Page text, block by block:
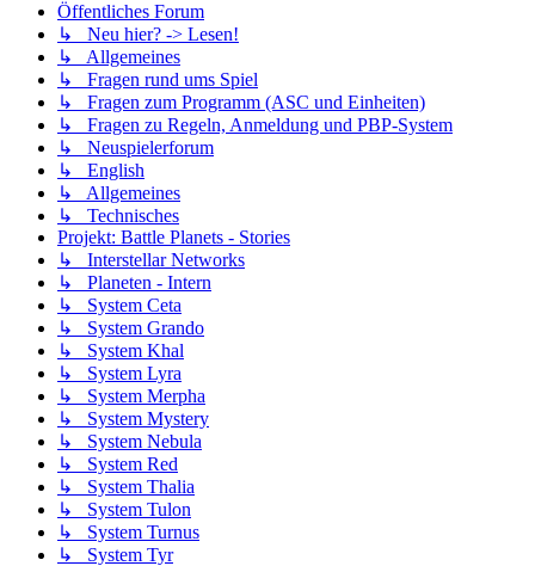
Öffentliches Forum
↳ Neu hier? -> Lesen!
↳ Allgemeines
↳ Fragen rund ums Spiel
↳ Fragen zum Programm (ASC und Einheiten)
↳ Fragen zu Regeln, Anmeldung und PBP-System
↳ Neuspielerforum
↳ English
↳ Allgemeines
↳ Technisches
Projekt: Battle Planets - Stories
↳ Interstellar Networks
↳ Planeten - Intern
↳ System Ceta
↳ System Grando
↳ System Khal
↳ System Lyra
↳ System Merpha
↳ System Mystery
↳ System Nebula
↳ System Red
↳ System Thalia
↳ System Tulon
↳ System Turnus
↳ System Tyr